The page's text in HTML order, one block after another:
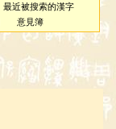
最近被搜索的漢字
意見簿